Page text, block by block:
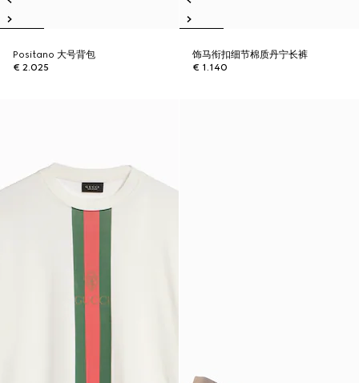
Positano 大号背包
€ 2.025
饰马衔扣细节棉质丹宁长裤
€ 1.140